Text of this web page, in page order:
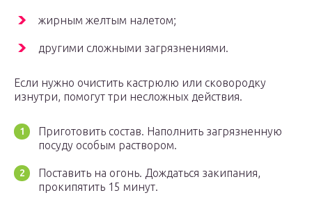
жирным желтым налетом;
другими сложными загрязнениями.
Если нужно очистить кастрюлю или сковородку
изнутри, помогут три несложных действия.
Приготовить состав. Наполнить загрязненную
посуду особым раствором.
Поставить на огонь. Дождаться закипания,
прокипятить 15 минут.